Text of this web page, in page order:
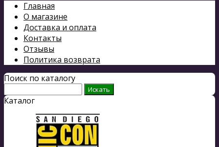
Главная
О магазине
Доставка и оплата
Контакты
Отзывы
Политика возврата
Поиск по каталогу
Каталог